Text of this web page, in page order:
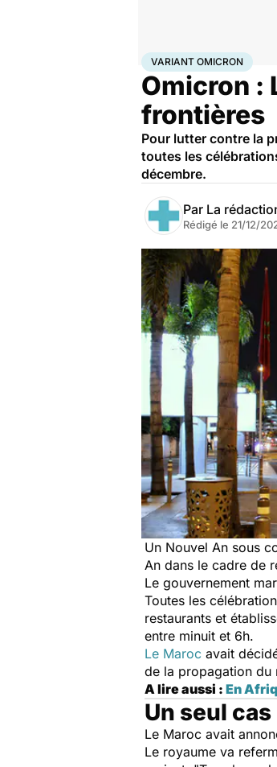
AccueilSantéMaladies
VARIANT OMICRON
Omicron :
frontières
Pour lutter contre la
toutes les
décembre.
Par La
Rédigé le 21/12/
Un Nouvel An sous
An dans le cadre de
Le gouvernement
Toutes les
restaurants et
entre minuit et 6h.
Le Maroc avait
de la propagation du
A lire aussi : En
Un seul
Le Maroc avait
Le royaume va